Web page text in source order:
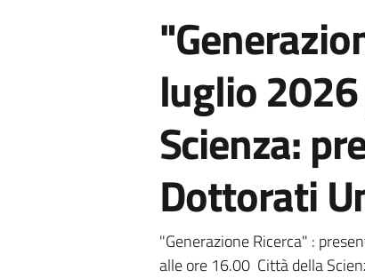
luglio
Scienza:
Dottorati
"Generazione Ricerca" :
alle ore 16.00 Città della